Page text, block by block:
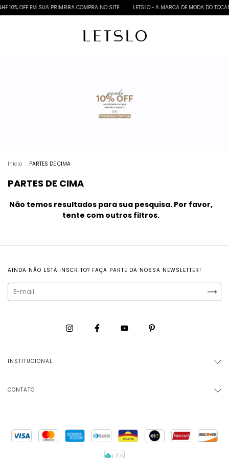
10% OFF EM SUA PRIMEIRA COMPRA NO SITE LETSLO • A MARCA DE MODA DO
Início . PARTES DE CIMA
PARTES DE CIMA
Não temos resultados para sua pesquisa. Por favor,
tente com outros filtros.
AINDA NÃO ESTÁ INSCRITO? FAÇA PARTE DA NOSSA NEWSLETTER!
INSTITUCIONAL
CONTATO